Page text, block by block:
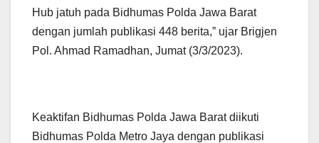
Hub jatuh pada Bidhumas Polda Jawa Barat
dengan jumlah publikasi 448 berita,” ujar Brigjen
Pol. Ahmad Ramadhan, Jumat (3/3/2023).
Keaktifan Bidhumas Polda Jawa Barat diikuti
Bidhumas Polda Metro Jaya dengan publikasi